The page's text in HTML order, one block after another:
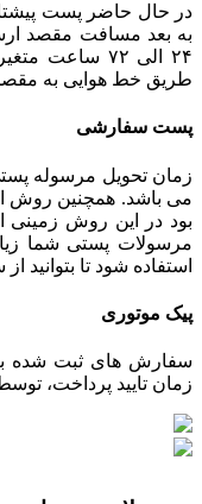
در حال حاضر پست
به بعد مسافت مقصد
۲۴ الی ۷۲
طریق خط هوایی به
پست سفارشی
زمان تحویل مرسوله
می باشد. همچنین روش
بود در این روش زمینی
مرسولات پستی شما
استفاده شود تا بتوانید
پیک موتوری
زمان تایید پرداخت،